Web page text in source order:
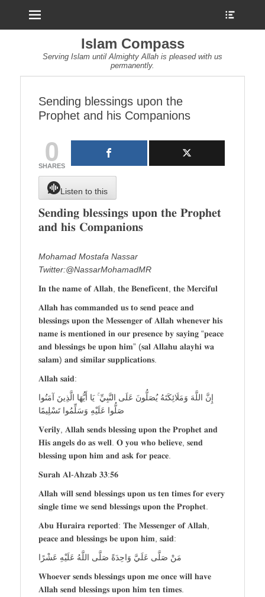
Islam Compass
Serving Islam until Almighty Allah is pleased with us
permanently.
Sending blessings upon the
Prophet and his Companions
0
SHARES
Listen to this
𝐒𝐞𝐧𝐝𝐢𝐧𝐠 𝐛𝐥𝐞𝐬𝐬𝐢𝐧𝐠𝐬 𝐮𝐩𝐨𝐧 𝐭𝐡𝐞 𝐏𝐫𝐨𝐩𝐡𝐞𝐭
𝐚𝐧𝐝 𝐡𝐢𝐬 𝐂𝐨𝐦𝐩𝐚𝐧𝐢𝐨𝐧𝐬
Mohamad Mostafa Nassar
Twitter:@NassarMohamadMR
𝐈𝐧 𝐭𝐡𝐞 𝐧𝐚𝐦𝐞 𝐨𝐟 𝐀𝐥𝐥𝐚𝐡, 𝐭𝐡𝐞 𝐁𝐞𝐧𝐞𝐟𝐢𝐜𝐞𝐧𝐭, 𝐭𝐡𝐞 𝐌𝐞𝐫𝐜𝐢𝐟𝐮𝐥
𝐀𝐥𝐥𝐚𝐡 𝐡𝐚𝐬 𝐜𝐨𝐦𝐦𝐚𝐧𝐝𝐞𝐝 𝐮𝐬 𝐭𝐨 𝐬𝐞𝐧𝐝 𝐩𝐞𝐚𝐜𝐞 𝐚𝐧𝐝
𝐛𝐥𝐞𝐬𝐬𝐢𝐧𝐠𝐬 𝐮𝐩𝐨𝐧 𝐭𝐡𝐞 𝐌𝐞𝐬𝐬𝐞𝐧𝐠𝐞𝐫 𝐨𝐟 𝐀𝐥𝐥𝐚𝐡 𝐰𝐡𝐞𝐧𝐞𝐯𝐞𝐫 𝐡𝐢𝐬
𝐧𝐚𝐦𝐞 𝐢𝐬 𝐦𝐞𝐧𝐭𝐢𝐨𝐧𝐞𝐝 𝐢𝐧 𝐨𝐮𝐫 𝐩𝐫𝐞𝐬𝐞𝐧𝐜𝐞 𝐛𝐲 𝐬𝐚𝐲𝐢𝐧𝐠 “𝐩𝐞𝐚𝐜𝐞
𝐚𝐧𝐝 𝐛𝐥𝐞𝐬𝐬𝐢𝐧𝐠𝐬 𝐛𝐞 𝐮𝐩𝐨𝐧 𝐡𝐢𝐦” (𝐬𝐚𝐥 𝐀𝐥𝐥𝐚𝐡𝐮 𝐚𝐥𝐚𝐲𝐡𝐢 𝐰𝐚
𝐬𝐚𝐥𝐚𝐦) 𝐚𝐧𝐝 𝐬𝐢𝐦𝐢𝐥𝐚𝐫 𝐬𝐮𝐩𝐩𝐥𝐢𝐜𝐚𝐭𝐢𝐨𝐧𝐬.
𝐀𝐥𝐥𝐚𝐡 𝐬𝐚𝐢𝐝:
إِنَّ اللَّهَ وَمَلَائِكَتَهُ يُصَلُّونَ عَلَى النَّبِيِّ ۚ يَا أَيُّهَا الَّذِينَ آمَنُوا
صَلُّوا عَلَيْهِ وَسَلِّمُوا تَسْلِيمًا
𝐕𝐞𝐫𝐢𝐥𝐲, 𝐀𝐥𝐥𝐚𝐡 𝐬𝐞𝐧𝐝𝐬 𝐛𝐥𝐞𝐬𝐬𝐢𝐧𝐠 𝐮𝐩𝐨𝐧 𝐭𝐡𝐞 𝐏𝐫𝐨𝐩𝐡𝐞𝐭 𝐚𝐧𝐝
𝐇𝐢𝐬 𝐚𝐧𝐠𝐞𝐥𝐬 𝐝𝐨 𝐚𝐬 𝐰𝐞𝐥𝐥. 𝐎 𝐲𝐨𝐮 𝐰𝐡𝐨 𝐛𝐞𝐥𝐢𝐞𝐯𝐞, 𝐬𝐞𝐧𝐝
𝐛𝐥𝐞𝐬𝐬𝐢𝐧𝐠 𝐮𝐩𝐨𝐧 𝐡𝐢𝐦 𝐚𝐧𝐝 𝐚𝐬𝐤 𝐟𝐨𝐫 𝐩𝐞𝐚𝐜𝐞.
𝐒𝐮𝐫𝐚𝐡 𝐀𝐥-𝐀𝐡𝐳𝐚𝐛 𝟑𝟑:𝟓𝟔
𝐀𝐥𝐥𝐚𝐡 𝐰𝐢𝐥𝐥 𝐬𝐞𝐧𝐝 𝐛𝐥𝐞𝐬𝐬𝐢𝐧𝐠𝐬 𝐮𝐩𝐨𝐧 𝐮𝐬 𝐭𝐞𝐧 𝐭𝐢𝐦𝐞𝐬 𝐟𝐨𝐫 𝐞𝐯𝐞𝐫𝐲
𝐬𝐢𝐧𝐠𝐥𝐞 𝐭𝐢𝐦𝐞 𝐰𝐞 𝐬𝐞𝐧𝐝 𝐛𝐥𝐞𝐬𝐬𝐢𝐧𝐠𝐬 𝐮𝐩𝐨𝐧 𝐭𝐡𝐞 𝐏𝐫𝐨𝐩𝐡𝐞𝐭.
𝐀𝐛𝐮 𝐇𝐮𝐫𝐚𝐢𝐫𝐚 𝐫𝐞𝐩𝐨𝐫𝐭𝐞𝐝: 𝐓𝐡𝐞 𝐌𝐞𝐬𝐬𝐞𝐧𝐠𝐞𝐫 𝐨𝐟 𝐀𝐥𝐥𝐚𝐡,
𝐩𝐞𝐚𝐜𝐞 𝐚𝐧𝐝 𝐛𝐥𝐞𝐬𝐬𝐢𝐧𝐠𝐬 𝐛𝐞 𝐮𝐩𝐨𝐧 𝐡𝐢𝐦, 𝐬𝐚𝐢𝐝:
مَنْ صَلَّى عَلَيَّ وَاحِدَةً صَلَّى اللَّهُ عَلَيْهِ عَشْرًا
𝐖𝐡𝐨𝐞𝐯𝐞𝐫 𝐬𝐞𝐧𝐝𝐬 𝐛𝐥𝐞𝐬𝐬𝐢𝐧𝐠𝐬 𝐮𝐩𝐨𝐧 𝐦𝐞 𝐨𝐧𝐜𝐞 𝐰𝐢𝐥𝐥 𝐡𝐚𝐯𝐞
𝐀𝐥𝐥𝐚𝐡 𝐬𝐞𝐧𝐝 𝐛𝐥𝐞𝐬𝐬𝐢𝐧𝐠𝐬 𝐮𝐩𝐨𝐧 𝐡𝐢𝐦 𝐭𝐞𝐧 𝐭𝐢𝐦𝐞𝐬.